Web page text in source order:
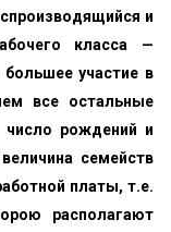
и
класса —
участие в
все остальные
рождений и
семейств
платы, т.е.
располагают